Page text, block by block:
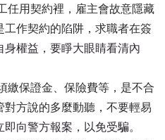
任用契約裡，雇主會故意隱藏
作契約的陷阱，求職者在簽
權益，要睜大眼睛看清內
繳保證金、保險費等，是不合
方說的多麼動聽，不要輕易
向警方報案，以免受騙。